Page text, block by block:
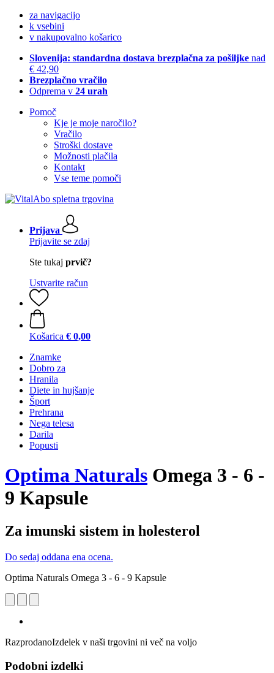
za navigacijo
k vsebini
v nakupovalno košarico
Slovenija: standardna dostava brezplačna za pošiljke nad
€ 42,90
Brezplačno vračilo
Odprema v 24 urah
Pomoč
Kje je moje naročilo?
Vračilo
Stroški dostave
Možnosti plačila
Kontakt
Vse teme pomoči
Prijava
Prijavite se zdaj
Ste tukaj prvič?
Ustvarite račun
Košarica € 0,00
Znamke
Dobro za
Hranila
Diete in hujšanje
Šport
Prehrana
Nega telesa
Darila
Popusti
Optima Naturals Omega 3 - 6 -
9 Kapsule
Za imunski sistem in holesterol
Do sedaj oddana ena ocena.
Optima Naturals Omega 3 - 6 - 9 Kapsule
RazprodanoIzdelek v naši trgovini ni več na voljo
Podobni izdelki